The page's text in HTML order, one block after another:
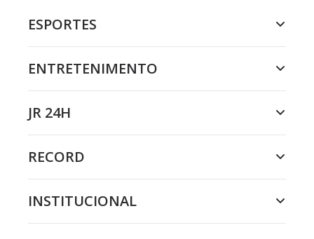
ESPORTES
ENTRETENIMENTO
JR 24H
RECORD
INSTITUCIONAL